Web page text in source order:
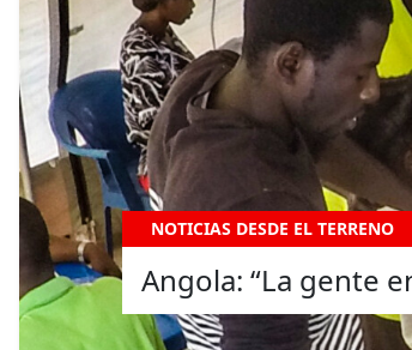
NOTICIAS DESDE EL TERRENO
Angola: “La gente